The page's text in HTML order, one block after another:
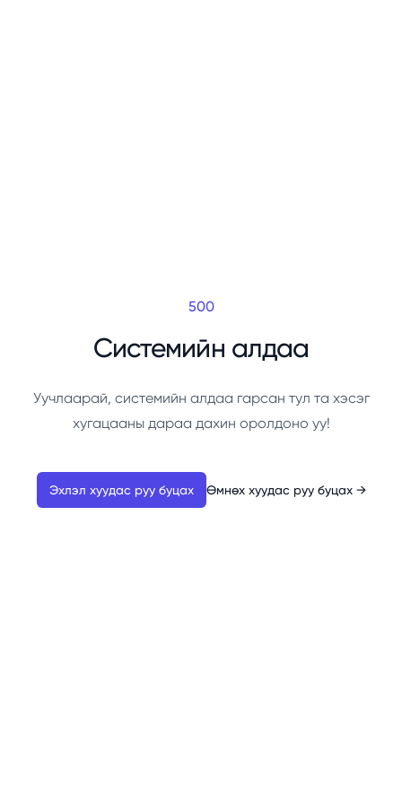
500
Системийн алдаа
Уучлаарай, системийн алдаа гарсан тул та хэсэг
хугацааны дараа дахин оролдоно уу!
Эхлэл хуудас руу буцах Өмнөх хуудас руу буцах →